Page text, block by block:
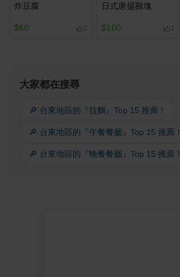
炸豆腐
$60
日式唐揚雞塊
$100
大家都在搜尋
🔎 台東地區的『拉麵』Top 15 推薦！
🔎 台東地區的『午餐餐廳』Top 15 推薦！
🔎 台東地區的『晚餐餐廳』Top 15 推薦！